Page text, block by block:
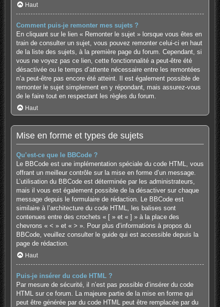
Haut
Comment puis-je remonter mes sujets ?
En cliquant sur le lien « Remonter le sujet » lorsque vous êtes en
train de consulter un sujet, vous pouvez remonter celui-ci en haut
de la liste des sujets, à la première page du forum. Cependant, si
vous ne voyez pas ce lien, cette fonctionnalité a peut-être été
désactivée ou le temps d’attente nécessaire entre les remontées
n’a peut-être pas encore été atteint. Il est également possible de
remonter le sujet simplement en y répondant, mais assurez-vous
de le faire tout en respectant les règles du forum.
Haut
Mise en forme et types de sujets
Qu’est-ce que le BBCode ?
Le BBCode est une implémentation spéciale du code HTML, vous
offrant un meilleur contrôle sur la mise en forme d’un message.
L’utilisation du BBCode est déterminée par les administrateurs,
mais il vous est également possible de la désactiver sur chaque
message depuis le formulaire de rédaction. Le BBCode est
similaire à l’architecture du code HTML, les balises sont
contenues entre des crochets « [ » et « ] » à la place des
chevrons « < » et « > ». Pour plus d’informations à propos du
BBCode, veuillez consulter le guide qui est accessible depuis la
page de rédaction.
Haut
Puis-je insérer du code HTML ?
Par mesure de sécurité, il n’est pas possible d’insérer du code
HTML sur ce forum. La majeure partie de la mise en forme qui
peut être générée par du code HTML peut être remplacée par du